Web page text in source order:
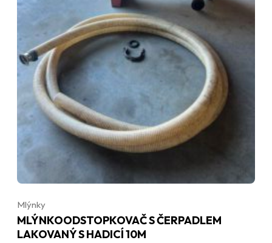
Mlýnky
MLÝNKOODSTOPKOVAČ S ČERPADLEM
LAKOVANÝ S HADICÍ 10M